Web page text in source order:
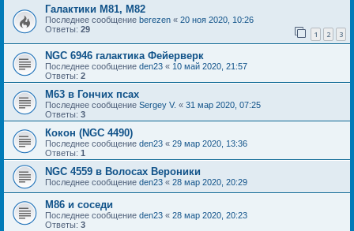
Галактики М81, М82
Последнее сообщение berezen « 20 ноя 2020, 10:26
Ответы: 29 1 2 3
NGC 6946 галактика Фейерверк
Последнее сообщение den23 « 10 май 2020, 21:57
Ответы: 2
M63 в Гончих псах
Последнее сообщение Sergey V. « 31 мар 2020, 07:25
Ответы: 3
Кокон (NGC 4490)
Последнее сообщение den23 « 29 мар 2020, 13:36
Ответы: 1
NGC 4559 в Волосах Вероники
Последнее сообщение den23 « 28 мар 2020, 20:29
M86 и соседи
Последнее сообщение den23 « 28 мар 2020, 20:23
Ответы: 3